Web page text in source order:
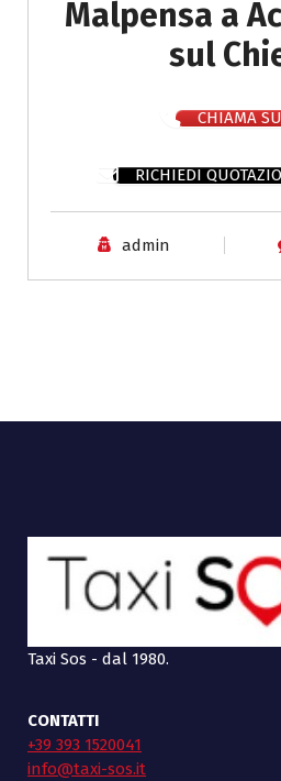
Malpensa a
sul
CHIAMA
RICHIEDI
admin
Taxi Sos - dal 1980.
CONTATTI
+39 393 1520041
info@taxi-sos.it